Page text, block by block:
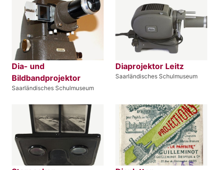
Dia- und
Bildbandprojektor
Saarländisches Schulmuseum
Diaprojektor Leitz
Saarländisches Schulmuseum